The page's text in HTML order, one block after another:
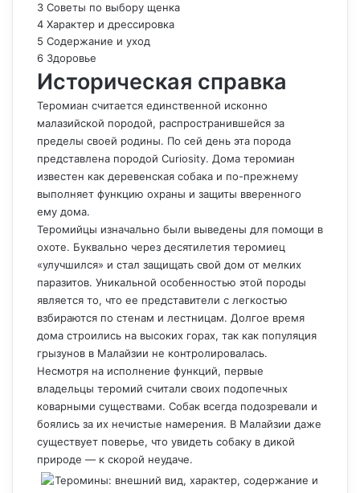
3 Советы по выбору щенка
4 Характер и дрессировка
5 Содержание и уход
6 Здоровье
Историческая справка
Теромиан считается единственной исконно
малазийской породой, распространившейся за
пределы своей родины. По сей день эта порода
представлена породой Curiosity. Дома теромиан
известен как деревенская собака и по-прежнему
выполняет функцию охраны и защиты вверенного
ему дома.
Теромийцы изначально были выведены для помощи в
охоте. Буквально через десятилетия теромиец
«улучшился» и стал защищать свой дом от мелких
паразитов. Уникальной особенностью этой породы
является то, что ее представители с легкостью
взбираются по стенам и лестницам. Долгое время
дома строились на высоких горах, так как популяция
грызунов в Малайзии не контролировалась.
Несмотря на исполнение функций, первые
владельцы теромий считали своих подопечных
коварными существами. Собак всегда подозревали и
боялись за их нечистые намерения. В Малайзии даже
существует поверье, что увидеть собаку в дикой
природе — к скорой неудаче.